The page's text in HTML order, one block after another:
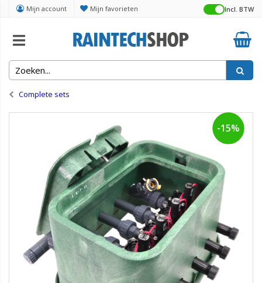
Mijn account Mijn favorieten Incl. BTW
Home
Kleppen, manifolds en putten
Complete sets
-15%